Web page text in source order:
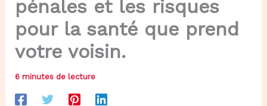
pénales et les risques
pour la santé que prend
votre voisin.
6 minutes de lecture